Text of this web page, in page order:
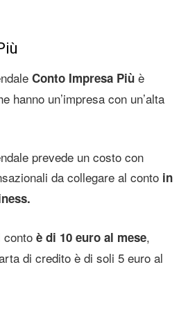
Conto Impresa Più è
hanno un’impresa con un’alta
prevede un costo con
da collegare al conto in
conto è di 10 euro al mese,
di credito è di soli 5 euro al